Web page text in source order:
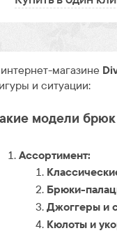
магазине
и ситуации:
модели брюк
Ассортимент:
Брюки-
Джоггеры и
Кюлоты и